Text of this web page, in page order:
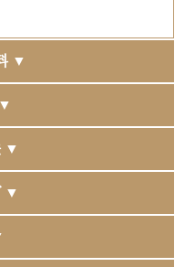
▼
用植物油脂、醸造酢、
ン果汁、おろしにんに
／香料、酸味料、(一部
▼
▼